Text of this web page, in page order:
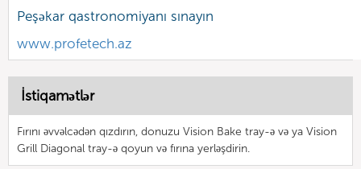
Peşəkar qastronomiyanı sınayın
www.profetech.az
İstiqamətlər
Fırını əvvəlcədən qızdırın, donuzu Vision Bake tray-ə və ya Vision
Grill Diagonal tray-ə qoyun və fırına yerləşdirin.